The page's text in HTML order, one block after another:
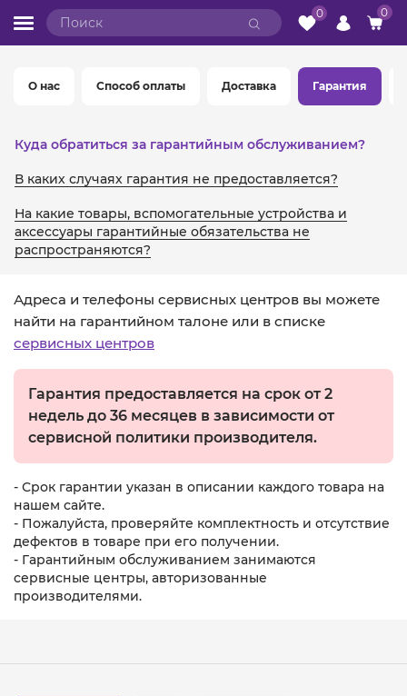
0 0
О нас Способ оплаты Доставка Гарантия
Куда обратиться за гарантийным обслуживанием?
В каких случаях гарантия не предоставляется?
На какие товары, вспомогательные устройства и
аксессуары гарантийные обязательства не
распространяются?
Адреса и телефоны сервисных центров вы можете
найти на гарантийном талоне или в списке
сервисных центров
Гарантия предоставляется на срок от 2
недель до 36 месяцев в зависимости от
сервисной политики производителя.
- Срок гарантии указан в описании каждого товара на
нашем сайте.
- Пожалуйста, проверяйте комплектность и отсутствие
дефектов в товаре при его получении.
- Гарантийным обслуживанием занимаются
сервисные центры, авторизованные
производителями.